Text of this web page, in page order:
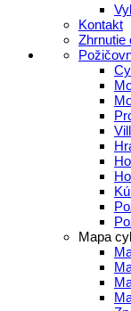
Kontakt
Zhrnutie
Mapa